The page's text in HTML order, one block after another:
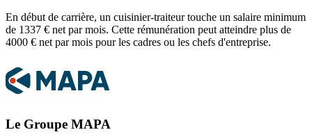
En début de carrière, un cuisinier-traiteur touche un salaire minimum
de 1337 € net par mois. Cette rémunération peut atteindre plus de
4000 € net par mois pour les cadres ou les chefs d'entreprise.
Le Groupe MAPA